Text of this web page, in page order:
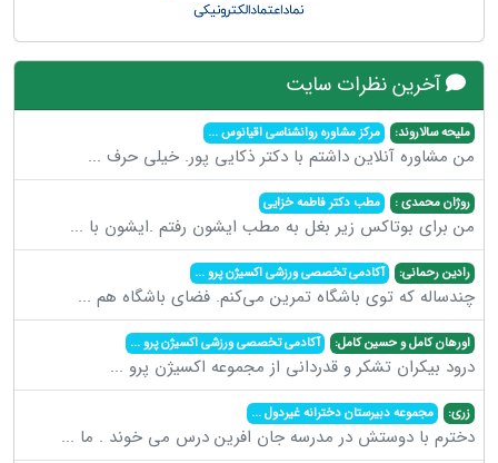
آخرین نظرات سایت
ملیحه سالاروند: مرکز مشاوره روانشناسی اقیانوس...
من مشاوره آنلاین داشتم با دکتر ذکایی پور. خیلی حرف ...
روژان محمدی : مطب دکتر فاطمه خزایی
من برای بوتاکس زیر بغل به مطب ایشون رفتم .ایشون با ...
رادین رحمانی: آکادمی تخصصی ورزشی اکسیژن پرو...
چندساله که توی باشگاه تمرین می‌کنم. فضای باشگاه هم ...
اورهان کامل و حسین کامل: آکادمی تخصصی ورزشی اکسیژن پرو...
درود بیکران تشکر و قدردانی از مجموعه اکسیژن پرو ...
زری: مجموعه دبیرستان دخترانه غیردول...
دخترم با دوستش در مدرسه جان افرین درس می خوند . ما ...